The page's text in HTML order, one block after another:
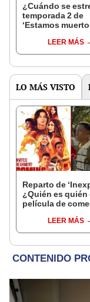
¿Cuándo se
temporada 2 de
‘Estamos
sabe hasta ahora
LEER MÁS
LO MÁS VISTO
Reparto de
¿Quién es quién
película de
momento en
LEER MÁS